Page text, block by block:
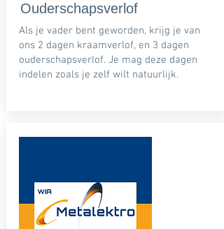
Ouderschapsverlof
Als je vader bent geworden, krijg je van
ons 2 dagen kraamverlof, en 3 dagen
ouderschapsverlof. Je mag deze dagen
indelen zoals je zelf wilt natuurlijk.